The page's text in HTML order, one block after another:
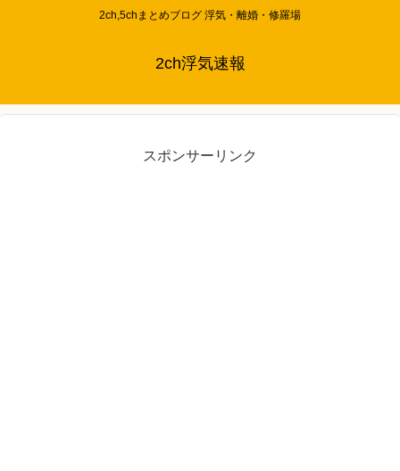
2ch,5chまとめブログ 浮気・離婚・修羅場
2ch浮気速報
スポンサーリンク